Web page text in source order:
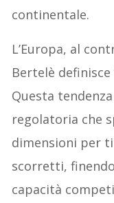
continentale.
L’Europa, al
Bertelè definisce
Questa
regolatoria che
dimensioni per
scorretti,
capacità